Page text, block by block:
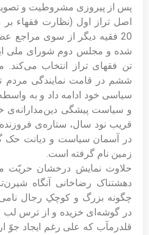
پس از پیروزی مشروطیت و تصویب
اصل تراز اول (نظارت فقهاء بر
20 فقیه دیگر از سوی مراجع
تن فقهای تراز انتخاب می‌کند.
ششم در قامت نمایندگی مردم
سیاسی خود ادامه داد و به
و سیاست پیشگی دین‌مدارانه‌ی
قریب نود سال، ستاره‌ی
در آسمان سیاست و دیانت حک
زمین نام گرفته است.
حلاوت نمایش درخشان حریّت
دهشتناک رضاخانی آنگاه
چگونه بزرگ و کوچکِ رجال نامی
در گوشه‌ای خزیده و از ترس لب از
قلدرمآب که علی رغم ایجاد جوّ